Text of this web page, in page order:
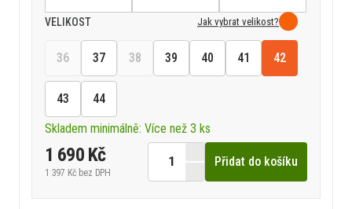
VELIKOST Jak vybrat velikost?
36 37 38 39 40 41 42
43
44
Skladem minimálně: Více než 3 ks
1 690 Kč
1 397 Kč bez DPH
Přidat do košíku